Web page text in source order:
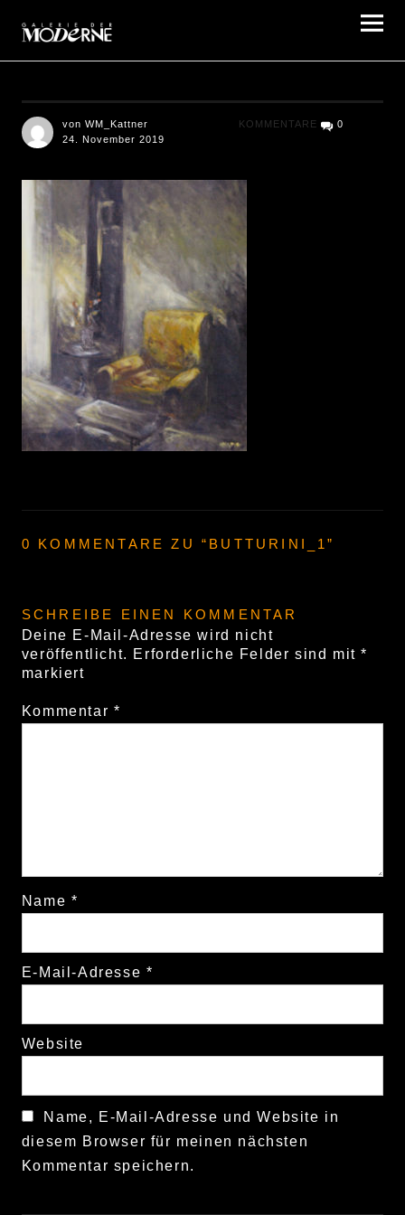
von WM_Kattner
24. November 2019
KOMMENTARE 0
0 KOMMENTARE ZU “ BUTTURINI_1”
SCHREIBE EINEN KOMMENTAR
Deine E-Mail-Adresse wird nicht
veröffentlicht. Erforderliche Felder sind mit*
markiert
Kommentar *
Name *
E-Mail-Adresse *
Website
Name, E-Mail-Adresse und Website in
diesem Browser für meinen nächsten
Kommentar speichern.